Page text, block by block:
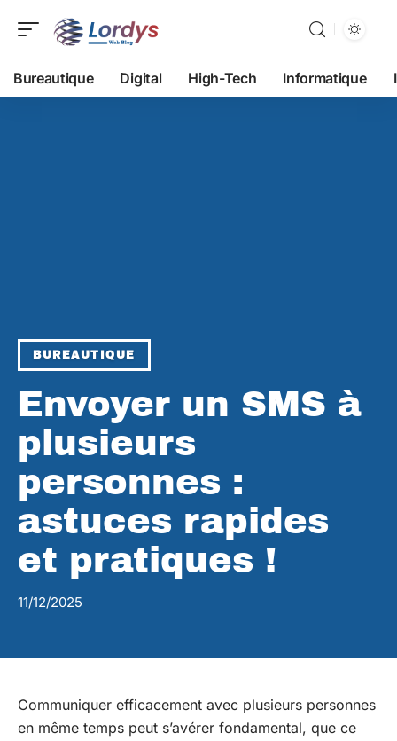
Bureautique Digital High-Tech Informatique
BUREAUTIQUE
Envoyer un SMS à
plusieurs
personnes :
astuces rapides
et pratiques !
11/12/2025
Communiquer efficacement avec plusieurs personnes
en même temps peut s’avérer fondamental, que ce